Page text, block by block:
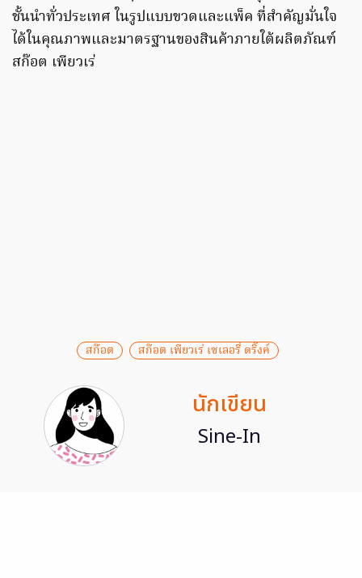
ชั้นนำทั่วประเทศ ในรูปแบบขวดและแพ็ค ที่สำคัญมั่นใจ
ได้ในคุณภาพและมาตรฐานของสินค้าภายใต้ผลิตภัณฑ์
สก๊อต เพียวเร่
สก๊อต สก๊อต เพียวเร่ เซเลอรี่ ดริ๊งค์
นักเขียน
Sine-In